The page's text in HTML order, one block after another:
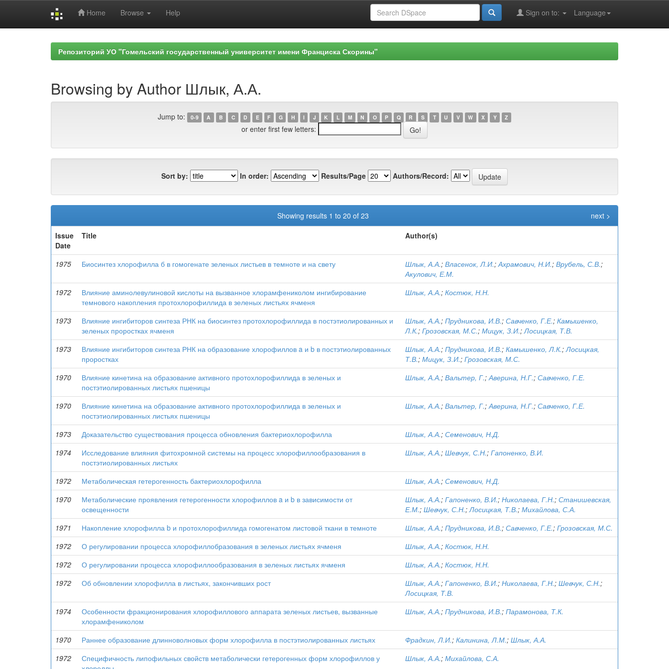
Home Browse Help Language
Sign on to:
Репозиторий УО "Гомельский государственный университет имени Франциска Скорины"
Browsing by Author Шлык, А.А.
Jump to: 0-9 A B C D E F G H I J K L M N O P Q R S T U V W X Y Z
or enter first few letters:
Sort by: In order: Results/Page Authors/Record:
Showing results 1 to 20 of 23
next >
Issue
Date
Title Author(s)
1975 Биосинтез хлорофилла б в гомогенате зеленых листьев в темноте и на свету Шлык, А.А.; Власенок, Л.И.;Ахрамович, Н.И.; Врубель, С.В.;
Акулович, Е.М.
1972
Влияние аминолевулиновой кислоты на вызванное хлорамфениколом ингибирование
темнового накопления протохлорофиллида в зеленых листьях ячменя
Шлык, А.А.; Костюк, Н.Н.
1973
Влияние ингибиторов синтеза РНК на биосинтез протохлорофиллида в постэтиолированных и
зеленых проростках ячменя
Шлык, А.А.; Прудникова, И.В.; Савченко, Г.Е.; Камышенко,
Л.К.; Грозовская, М.С.; Мицук, З.И.;Лосицкая, Т.В.
1973
Влияние ингибиторов синтеза РНК на образование хлорофиллов a и b в постэтиолированных
проростках
Шлык, А.А.; Прудникова, И.В.; Камышенко, Л.К.;Лосицкая,
Т.В.; Мицук, З.И.; Грозовская, М.С.
1970
Влияние кинетина на образование активного протохлорофиллида в зеленых и
постэтиолированных листьях пшеницы
Шлык, А.А.; Вальтер, Г.;Аверина, Н.Г.; Савченко, Г.Е.
1970
Влияние кинетина на образование активного протохлорофиллида в зеленых и
постэтиолированных листьях пшеницы
Шлык, А.А.; Вальтер, Г.;Аверина, Н.Г.; Савченко, Г.Е.
1973 Доказательство существования процесса обновления бактериохлорофилла Шлык, А.А.; Семенович, Н.Д.
1974
Исследование влияния фитохромной системы на процесс хлорофиллообразования в
постэтиолированных листьях
Шлык, А.А.; Шевчук, С.Н.; Гапоненко, В.И.
1972 Метаболическая гетерогенность бактериохлорофилла Шлык, А.А.; Семенович, Н.Д.
1970
Метаболические проявления гетерогенности хлорофиллов a и b в зависимости от
освещенности
Шлык, А.А.; Гапоненко, В.И.; Николаева, Г.Н.; Станишевская,
Е.М.; Шевчук, С.Н.;Лосицкая, Т.В.; Михайлова, С.А.
1971
Накопление хлорофилла b и протохлорофиллида гомогенатом листовой ткани в темноте Шлык, А.А.; Прудникова, И.В.; Савченко, Г.Е.; Грозовская, М.С.
1972
О регулировании процесса хлорофиллобразования в зеленых листьях ячменя Шлык, А.А.; Костюк, Н.Н.
1972
О регулировании процесса хлорофиллообразования в зеленых листьях ячменя Шлык, А.А.; Костюк, Н.Н.
1972
Об обновлении хлорофилла в листьях, закончивших рост Шлык, А.А.; Гапоненко, В.И.; Николаева, Г.Н.; Шевчук, С.Н.;
Лосицкая, Т.В.
1974
Особенности фракционирования хлорофиллового аппарата зеленых листьев, вызванные
хлорамфениколом
Шлык, А.А.; Прудникова, И.В.; Парамонова, Т.К.
1970 Раннее образование длинноволновых форм хлорофилла в постэтиолированных листьях Фрадкин, Л.И.; Калинина, Л.М.; Шлык, А.А.
1972
Специфичность липофильных свойств метаболически гетерогенных форм хлорофиллов у
Шлык, А.А.; Михайлова, С.А.